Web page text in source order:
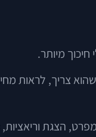
מיותר.
צריך, לראות
הצגת